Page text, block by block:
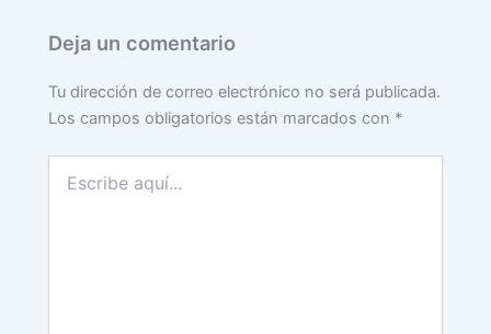
Deja un comentario
Tu dirección de correo electrónico no será publicada.
Los campos obligatorios están marcados con *
aquí...